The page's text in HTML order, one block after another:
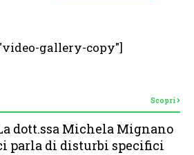
gallery-copy"]
Scopri
dott.ssa Michela Mignano
parla di disturbi specifici